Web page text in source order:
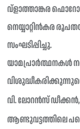
വ്ളാത്താങ്കര
നെയ്യാറ്റിൻകര
സംഘടിപ്പിച്ചു.
യാമപ്രാർത്ഥനകൾ
വി. ലോറൻസ്
ആണ്ടുവട്ടത്തിലെ